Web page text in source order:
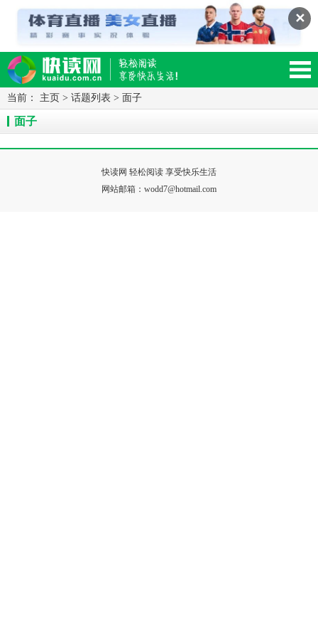
✕
读网-轻松阅读,快乐生活移动版
当前： 主页 > 话题列表 > 面子
面子
快读网 轻松阅读 享受快乐生活
网站邮箱：wodd7@hotmail.com